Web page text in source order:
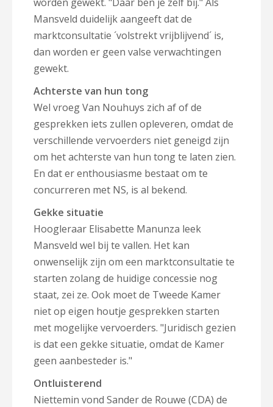
Mansveld duidelijk aangeeft dat de
marktconsultatie ´volstrekt vrijblijvend´ is,
dan worden er geen valse verwachtingen
gewekt.
Achterste van hun tong
Wel vroeg Van Nouhuys zich af of de
gesprekken iets zullen opleveren, omdat de
verschillende vervoerders niet geneigd zijn
om het achterste van hun tong te laten zien.
En dat er enthousiasme bestaat om te
concurreren met NS, is al bekend.
Gekke situatie
Hoogleraar Elisabette Manunza leek
Mansveld wel bij te vallen. Het kan
onwenselijk zijn om een marktconsultatie te
starten zolang de huidige concessie nog
staat, zei ze. Ook moet de Tweede Kamer
niet op eigen houtje gesprekken starten
met mogelijke vervoerders. "Juridisch gezien
is dat een gekke situatie, omdat de Kamer
geen aanbesteder is."
Ontluisterend
Niettemin vond Sander de Rouwe (CDA) de